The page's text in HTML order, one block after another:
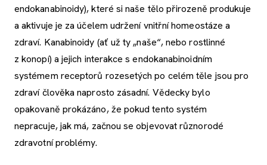
endokanabinoidy), které si naše tělo přirozeně produkuje
a aktivuje je za účelem udržení vnitřní homeostáze a
zdraví. Kanabinoidy (ať už ty „naše“, nebo rostlinné
z konopí) a jejich interakce s endokanabinoidním
systémem receptorů rozesetých po celém těle jsou pro
zdraví člověka naprosto zásadní. Vědecky bylo
opakovaně prokázáno, že pokud tento systém
nepracuje, jak má, začnou se objevovat různorodé
zdravotní problémy.